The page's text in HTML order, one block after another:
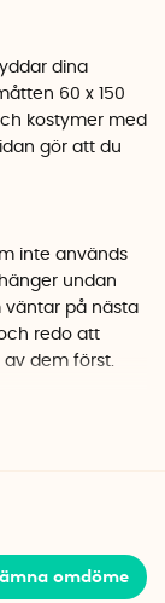
dina
60 x 150
kostymer med
gör att du
inte används
undan
väntar på nästa
redo att
dem först.
av
omdöme